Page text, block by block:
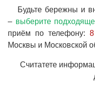
Будьте бережны и
– выберите
приём по телефону:
Москвы и Московской
Считатете